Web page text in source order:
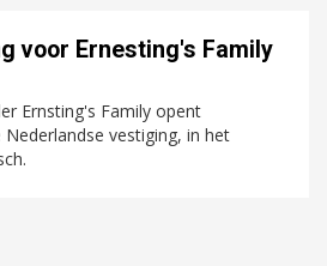
voor Ernesting's Family
Ernsting's Family opent
vestiging, in het